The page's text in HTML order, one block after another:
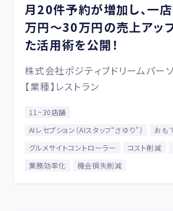
月20件予約が増加し、一
万円〜30万円の売上アッ
た活用術を公開！
株式会社ポジティブドリームパー
【業種】レストラン
11~30店舗
AIレセプション（AIスタッフ“さゆり”）
おも
グルメサイトコントローラー
コスト削減
業務効率化
機会損失削減